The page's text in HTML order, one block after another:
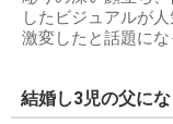
したビジュアルが
激変したと話題にな
結婚し3児の父に